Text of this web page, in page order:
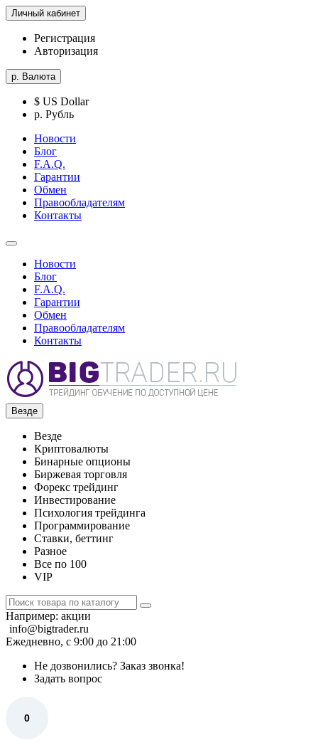
Личный кабинет
Регистрация
Авторизация
р. Валюта
$ US Dollar
р. Рубль
Новости
Блог
F.A.Q.
Гарантии
Обмен
Правообладателям
Контакты
Новости
Блог
F.A.Q.
Гарантии
Обмен
Правообладателям
Контакты
Везде
Везде
Криптовалюты
Бинарные опционы
Биржевая торговля
Форекс трейдинг
Инвестирование
Психология трейдинга
Программирование
Ставки, беттинг
Разное
Все по 100
VIP
Например: акции
info@bigtrader.ru
Ежедневно, с 9:00 до 21:00
Не дозвонились? Заказ звонка!
Задать вопрос
0